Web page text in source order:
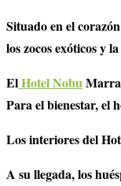
Situado en el
los zocos exóticos y
ElHotel Nobu
Para el bienestar, el
Los interiores del
A su llegada, los